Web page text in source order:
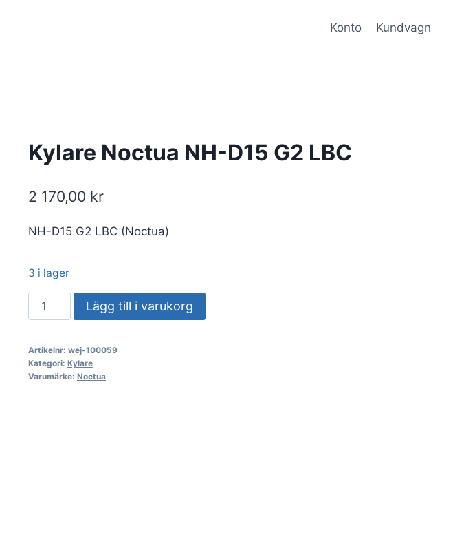
Konto Kundvagn
Kylare Noctua NH-D15 G2 LBC
2 170,00 kr
NH-D15 G2 LBC (Noctua)
3 i lager
Kylare
Noctua
D15
G2
Lägg till i varukorg
Artikelnr: wej-100059
Kategori: Kylare
Varumärke: Noctua